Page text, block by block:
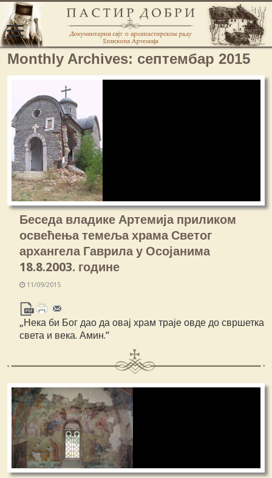
Monthly Archives: септембар 2015
Беседа владике Артемија приликом
освећења темеља храма Светог
архангела Гаврила у Осојанима
18.8.2003. године
11/09/2015
„Нека би Бог дао да овај храм траје овде до свршетка
света и века. Амин.“